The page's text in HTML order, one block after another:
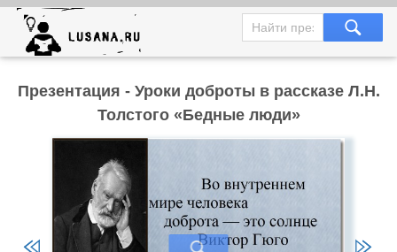
Презентация - Уроки доброты в рассказе Л.Н.
Толстого «Бедные люди»